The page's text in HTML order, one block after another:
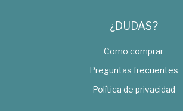
¿DUDAS?
Como comprar
Preguntas frecuentes
Política de privacidad